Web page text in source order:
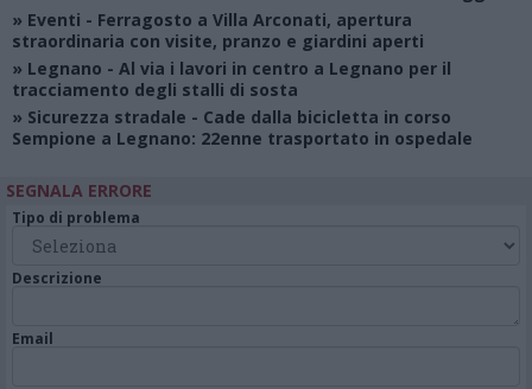
» Eventi - Ferragosto a Villa Arconati, apertura
straordinaria con visite, pranzo e giardini aperti
» Legnano - Al via i lavori in centro a Legnano per il
tracciamento degli stalli di sosta
» Sicurezza stradale - Cade dalla bicicletta in corso
Sempione a Legnano: 22enne trasportato in ospedale
SEGNALA ERRORE
Tipo di problema
Descrizione
Email